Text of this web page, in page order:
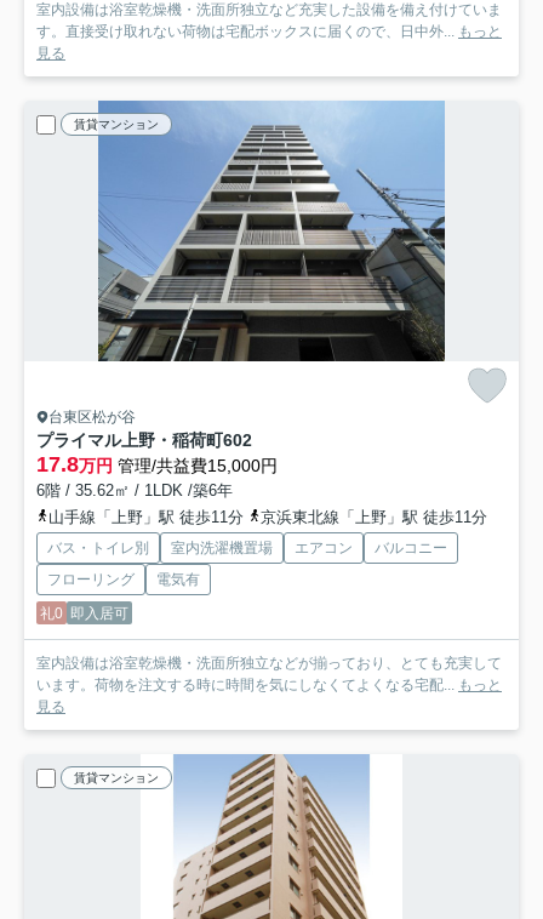
室内設備は浴室乾燥機・洗面所独立など充実した設備を備え付けていま
す。直接受け取れない荷物は宅配ボックスに届くので、日中外... もっと
見る
賃貸マンション
台東区松が谷
プライマル上野・稲荷町602
17.8万円 管理/共益費15,000円
6階 / 35.62㎡ / 1LDK /築6年
山手線「上野」駅 徒歩11分
京浜東北線「上野」駅 徒歩11分
バス・トイレ別 室内洗濯機置場 エアコン
バルコニー
フローリング
電気有
礼0 即入居可
室内設備は浴室乾燥機・洗面所独立などが揃っており、とても充実して
います。荷物を注文する時に時間を気にしなくてよくなる宅配... もっと
見る
賃貸マンション